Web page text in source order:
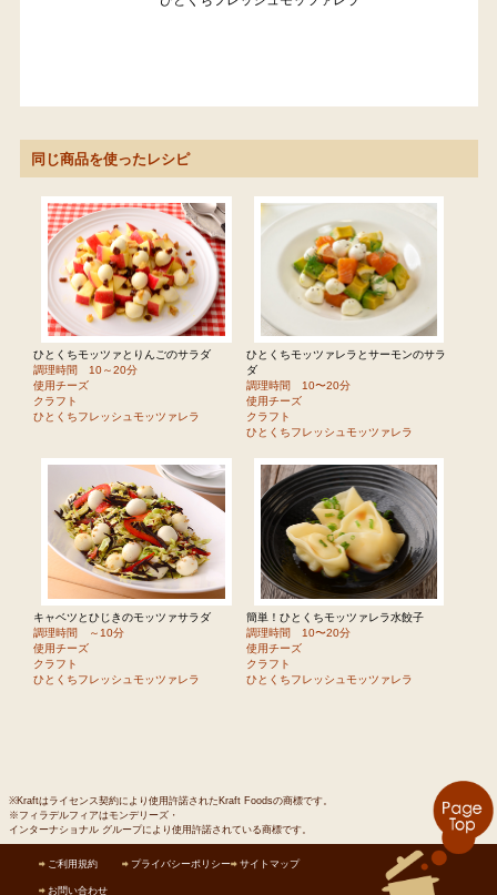
同じ商品を使ったレシピ
ひとくちモッツァとりんごのサラダ
調理時間 10～20分
使用チーズ
クラフト
ひとくちフレッシュモッツァレラ
ひとくちモッツァレラとサーモンのサラ
ダ
調理時間 10〜20分
使用チーズ
クラフト
ひとくちフレッシュモッツァレラ
キャベツとひじきのモッツァサラダ
調理時間 ～10分
使用チーズ
クラフト
ひとくちフレッシュモッツァレラ
簡単！ひとくちモッツァレラ水餃子
調理時間 10〜20分
使用チーズ
クラフト
ひとくちフレッシュモッツァレラ
※Kraftはライセンス契約により使用許諾されたKraft Foodsの商標です。
※フィラデルフィアはモンデリーズ・
インターナショナル グループにより使用許諾されている商標です。
ご利用規約 プライバシーポリシー サイトマップ
お問い合わせ